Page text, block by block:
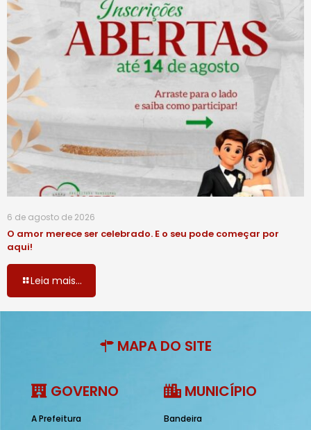
6 de agosto de 2026
O amor merece ser celebrado. E o seu pode começar por
aqui!
Leia mais...
MAPA DO SITE
GOVERNO
A Prefeitura
MUNICÍPIO
Bandeira